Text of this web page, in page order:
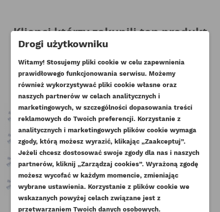
DODAJ DO LISTY ŻYCZEŃ
UTWÓRZ LISTĘ ŻYCZEŃ
NAZWA LISTY ŻYCZEŃ
ZALOGUJ SIĘ
Musisz być zalogowany by zapisać produkty na
swojej liście życzeń.
Klienci którzy zakupili ten produkt
Drogi użytkowniku
Witamy! Stosujemy pliki cookie w celu zapewnienia
prawidłowego funkcjonowania serwisu. Możemy
również wykorzystywać pliki cookie własne oraz
naszych partnerów w celach analitycznych i
marketingowych, w szczególności dopasowania treści
reklamowych do Twoich preferencji. Korzystanie z
analitycznych i marketingowych plików cookie wymaga
zgody, którą możesz wyrazić, klikając „Zaakceptuj”.
Jeżeli chcesz dostosować swoje zgody dla nas i naszych
partnerów, kliknij „Zarządzaj cookies”. Wyrażoną zgodę
możesz wycofać w każdym momencie, zmieniając
wybrane ustawienia. Korzystanie z plików cookie we
wskazanych powyżej celach związane jest z
przetwarzaniem Twoich danych osobowych.